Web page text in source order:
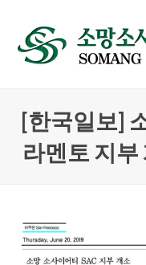
[한국일보]
라멘토 지부